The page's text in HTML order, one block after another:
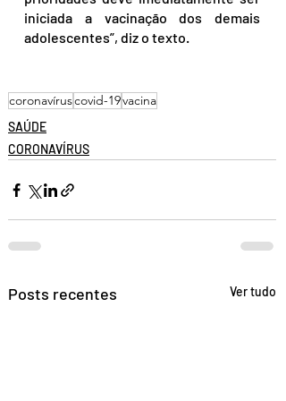
iniciada a vacinação dos demais
adolescentes”, diz o texto.
coronavíruscovid-19vacina
SAÚDE
CORONAVÍRUS
Posts recentes Ver tudo